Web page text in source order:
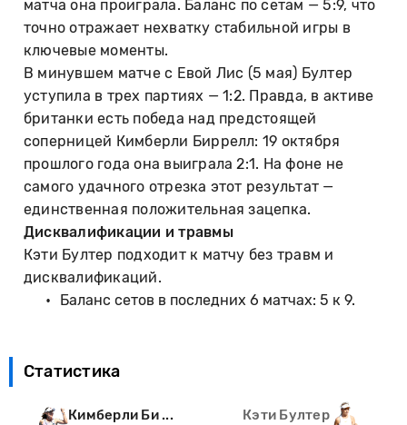
матча она проиграла. Баланс по сетам — 5:9, что
точно отражает нехватку стабильной игры в
ключевые моменты.
В минувшем матче с Евой Лис (5 мая) Бултер
уступила в трех партиях — 1:2. Правда, в активе
британки есть победа над предстоящей
соперницей Кимберли Биррелл: 19 октября
прошлого года она выиграла 2:1. На фоне не
самого удачного отрезка этот результат —
единственная положительная зацепка.
Дисквалификации и травмы
Кэти Бултер подходит к матчу без травм и
дисквалификаций.
Баланс сетов в последних 6 матчах: 5 к 9.
Статистика
Кимберли Би ... Кэти Бултер